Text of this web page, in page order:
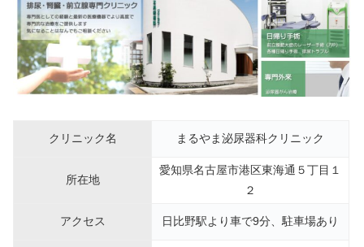
クリニック名 まるやま泌尿器科クリニック
所在地
愛知県名古屋市港区東海通５丁目１
２
アクセス 日比野駅より車で9分、駐車場あり